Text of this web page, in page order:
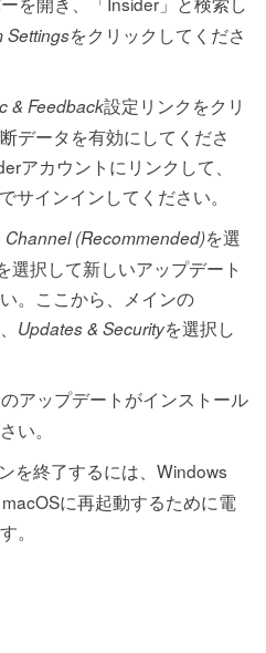
Settingsをクリックしてくださ
& Feedback設定リンクをクリ
データを有効にしてくださ
アカウントにリンクして、
サインインしてください。
Channel (Recommended)を選
選択して新しいアップデート
。ここから、メインの
Updates & Securityを選択し
アップデートがインストール
い。
を終了するには、Windows
に再起動するために電
。